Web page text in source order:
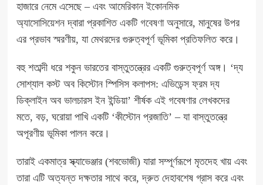
হাজারে নেমে এসেছে – এবং আমেরিকান ইকোনমিক
অ্যাসোসিয়েশনদ্বারা প্রকাশিত একটি গবেষণাঅনুসারে, মানুষের উপর
এর প্রভাব স্মরণীয়, যা মেথরদের গুরুত্বপূর্ণ ভূমিকা প্রতিফলিত করে।
বহু শতাব্দী ধরে শকুন ভারতের বাস্তুতন্ত্রের একটি গুরুত্বপূর্ণ অঙ্গ। ‘দ্য
সোশ্যাল কস্ট অব কিস্টোন স্পিসিস কলাপস: এভিডেন্স ফ্রম দ্য
ডিক্লাইন অব ভালচারস ইন ইন্ডিয়া’ শীর্ষক এই গবেষণার লেখকদের
মতে, বড়, ঘরোয়া পাখি একটি ‘কীস্টোন প্রজাতি’ – যা বাস্তুতন্ত্রে
অপূরণীয় ভূমিকা পালন করে।
তারাই একমাত্র স্ক্যাভেঞ্জার (শবভোজী) যারা সম্পূর্ণরূপে মৃতদেহ খায় এবং
তারা এটি অত্যন্ত দক্ষতার সাথে করে, দ্রুত দেহাবশেষ গ্রাস করে এবং